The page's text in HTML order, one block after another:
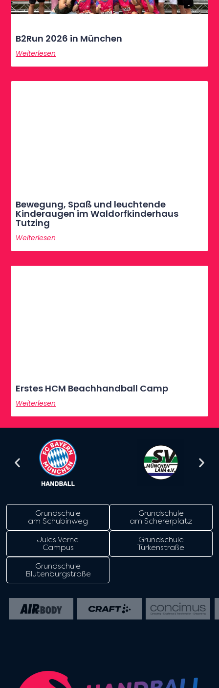
B2Run 2026 in München
Weiterlesen
Bewegung, Spaß und leuchtende
Kinderaugen im Waldorfkinderhaus
Tutzing
Weiterlesen
Erstes HCM Beachhandball Camp
Weiterlesen
Grundschule
am Schubinweg
Grundschule
am Schererplatz
Jules Verne
Campus
Grundschule
Türkenstraße
Grundschule
Blutenburgstraße